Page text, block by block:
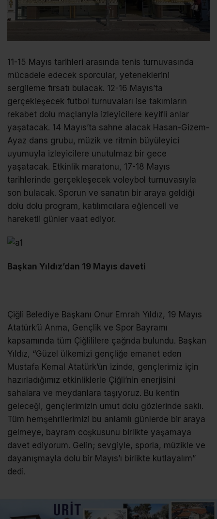
11-15 Mayıs tarihleri arasında tenis turnuvasında
mücadele edecek sporcular, yeteneklerini
sergileme fırsatı bulacak. 12-16 Mayıs’ta
gerçekleşecek futbol turnuvaları ise takımların
rekabet dolu maçlarıyla izleyicilere keyifli anlar
yaşatacak. 14 Mayıs’ta sahne alacak Hasan-Gizem-
Ayaz dans grubu, müzik ve ritmin büyüleyici
uyumuyla izleyicilere unutulmaz bir gece
yaşatacak. Etkinlik maratonu, 17-18 Mayıs
tarihlerinde gerçekleşecek voleybol turnuvasıyla
son bulacak. Sporun ve sanatın bir araya geldiği
dolu dolu program, katılımcılara eğlenceli ve
hareketli günler vaat ediyor.
Başkan Yıldız’dan 19 Mayıs daveti
Çiğli Belediye Başkanı Onur Emrah Yıldız, 19 Mayıs
Atatürk’ü Anma, Gençlik ve Spor Bayramı
kapsamında tüm Çiğlililere çağrıda bulundu. Başkan
Yıldız, “Güzel ülkemizi gençliğe emanet eden
Mustafa Kemal Atatürk’ün izinde, gençlerimiz için
hazırladığımız etkinliklerle Çiğli’nin enerjisini
sahalara ve meydanlara taşıyoruz. Bu kentin
geleceği, gençlerimizin umut dolu gözlerinde saklı.
Tüm hemşehrilerimizi bu anlamlı günlerde bir araya
gelmeye, bayram coşkusunu birlikte yaşamaya
davet ediyorum. Gelin; sevgiyle, sporla, müzikle ve
dayanışmayla dolu bir Mayıs’ı birlikte kutlayalım”
dedi.